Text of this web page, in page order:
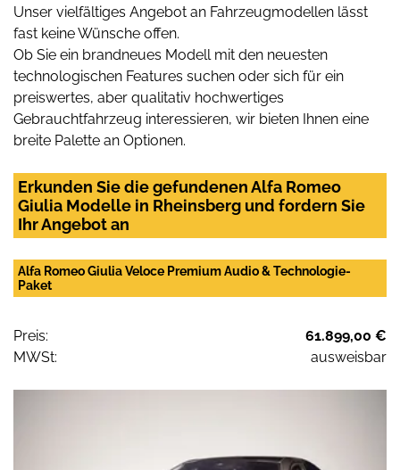
Unser vielfältiges Angebot an Fahrzeugmodellen lässt
fast keine Wünsche offen.
Ob Sie ein brandneues Modell mit den neuesten
technologischen Features suchen oder sich für ein
preiswertes, aber qualitativ hochwertiges
Gebrauchtfahrzeug interessieren, wir bieten Ihnen eine
breite Palette an Optionen.
Erkunden Sie die gefundenen Alfa Romeo
Giulia Modelle in Rheinsberg und fordern Sie
Ihr Angebot an
Alfa Romeo Giulia Veloce Premium Audio & Technologie-
Paket
Preis:
61.899,00 €
MWSt:
ausweisbar